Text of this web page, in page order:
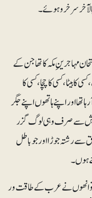
سرخرو ہوئے۔
مہاجرینِ مکہ کا تھا جن کے
بیٹا، کسی کا چچا، کسی کا
تھا اور اپنے ہاتھوں اپنے جگر
سے صرف وہی لوگ گزر
رشتہ جوڑا اور جو باطل
ہوں۔
تو انھوں نے عرب کے طاقت ور